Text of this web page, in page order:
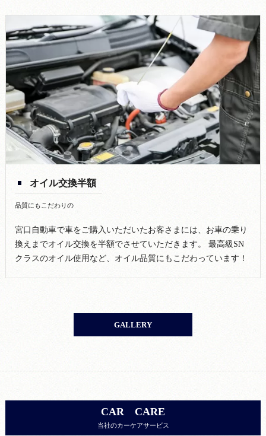
オイル交換半額
品質にもこだわりの
宮口自動車で車をご購入いただいたお客さまには、お車の乗り
換えまでオイル交換を半額でさせていただきます。 最高級SN
クラスのオイル使用など、オイル品質にもこだわっています！
GALLERY
CAR CARE
当社のカーケアサービス